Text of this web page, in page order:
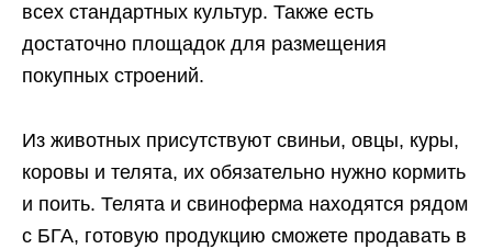
всех стандартных культур. Также есть
достаточно площадок для размещения
покупных строений.
Из животных присутствуют свиньи, овцы, куры,
коровы и телята, их обязательно нужно кормить
и поить. Телята и свиноферма находятся рядом
с БГА, готовую продукцию сможете продавать в